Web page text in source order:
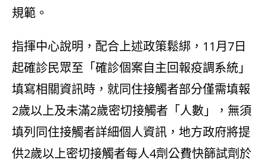
規範。
指揮中心說明，配合上述政策鬆綁，11月7日
起確診民眾至「確診個案自主回報疫調系統」
填寫相關資訊時，就同住接觸者部分僅需填報
2歲以上及未滿2歲密切接觸者「人數」，無須
填列同住接觸者詳細個人資訊，地方政府將提
供2歲以上密切接觸者每人4劑公費快篩試劑於